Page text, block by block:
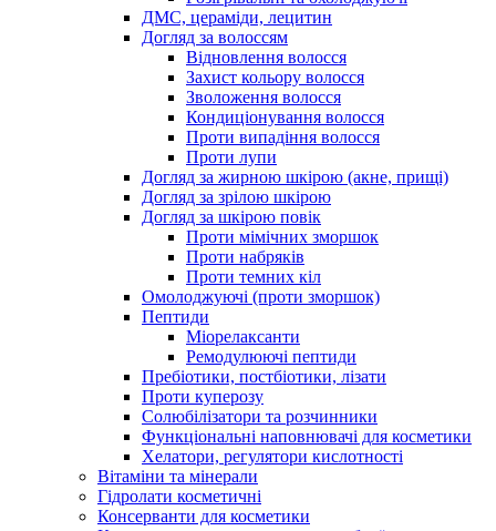
ДМС, цераміди, лецитин
Догляд за волоссям
Відновлення волосся
Захист кольору волосся
Зволоження волосся
Кондиціонування волосся
Проти випадіння волосся
Проти лупи
Догляд за жирною шкірою (акне, прищі)
Догляд за зрілою шкірою
Догляд за шкірою повік
Проти мімічних зморшок
Проти набряків
Проти темних кіл
Омолоджуючі (проти зморшок)
Пептиди
Міорелаксанти
Ремодулюючі пептиди
Пребіотики, постбіотики, лізати
Проти куперозу
Солюбілізатори та розчинники
Функціональні наповнювачі для косметики
Хелатори, регулятори кислотності
Вітаміни та мінерали
Гідролати косметичні
Консерванти для косметики